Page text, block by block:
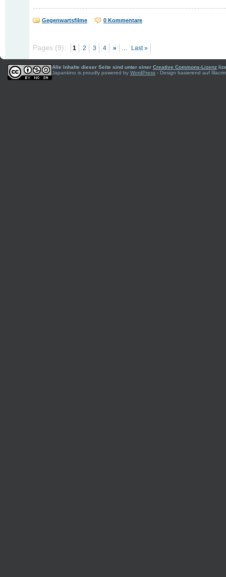
Gegenwartsfilme 0 Kommentare
Pages (9): 1 2 3 4 » ... Last »
Alle Inhalte dieser Seite sind unter einer Creative Commons-Lizenz
Japankino is proudly powered by WordPress - Design basierend auf